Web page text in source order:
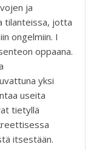
ja
tilanteissa, jotta
ongelmiin. I
oppaana.
yksi
useita
tietyllä
itsestään.